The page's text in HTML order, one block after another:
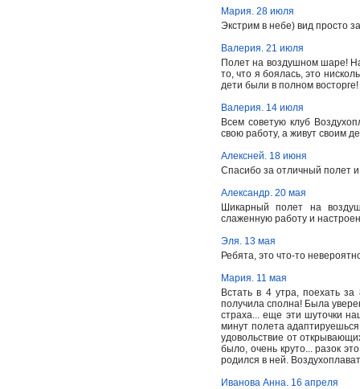
Мария. 28 июля
Экстрим в небе) вид просто
Валерия. 21 июля
Полет на воздушном шаре!
то, что я боялась, это
дети были в полном
Валерия. 14 июля
Всем советую клуб
свою работу, а живут своим
Алексней. 18 июня
Спасибо за отличный полет
Александр. 20 мая
Шикарный полет на
слаженную работу и
Эля. 13 мая
Ребята, это что-то
Мария. 11 мая
Встать в 4 утра, поехать
получила сполна! Была
страха... еще эти шуточки
минут полета
удовольствие от
было, очень круто... разок
родился в ней.
Иванова Анна. 16 апреля